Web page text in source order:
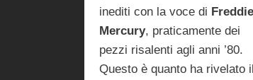
inediti con la voce di
Mercury, praticamente dei
pezzi risalenti agli anni ’80.
Questo è quanto ha rivelato